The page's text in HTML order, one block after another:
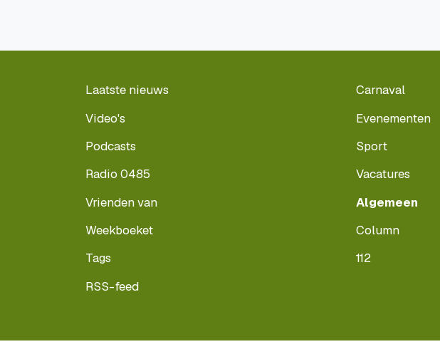
Laatste nieuws
Video's
Podcasts
Radio 0485
Vrienden van
Weekboeket
Tags
RSS-feed
Carnaval
Evenementen
Sport
Vacatures
Algemeen
Column
112